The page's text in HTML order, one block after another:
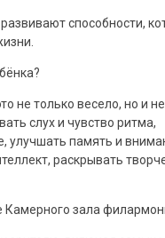
способности,
не только весело, но и
слух и чувство ритма,
улучшать память и
раскрывать
Камерного зала